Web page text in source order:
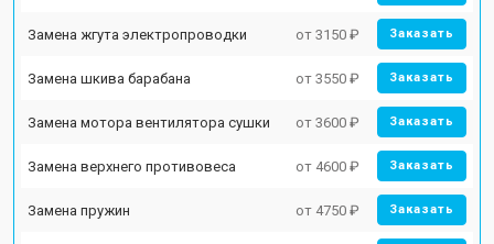
Замена жгута электропроводки от 3150 ₽ Заказать
Замена шкива барабана от 3550 ₽ Заказать
Замена мотора вентилятора сушки от 3600 ₽ Заказать
Замена верхнего противовеса от 4600 ₽ Заказать
Замена пружин от 4750 ₽ Заказать